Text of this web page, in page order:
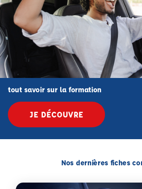
tout savoir sur la formation
JE DÉCOUVRE
Nos dernières fiches